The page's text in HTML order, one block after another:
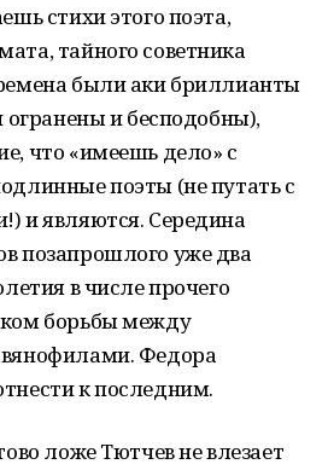
стихи этого поэта,
тайного советника
были аки бриллианты
огранены и бесподобны),
что «имеешь дело» с
поэты (не путать с
и являются. Середина
позапрошлого уже два
в числе прочего
борьбы между
Федора
к последним.
ложе Тютчев не влезает